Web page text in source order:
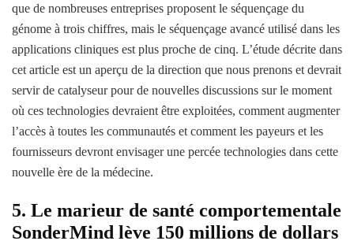
que de nombreuses entreprises proposent le séquençage du
génome à trois chiffres, mais le séquençage avancé utilisé dans les
applications cliniques est plus proche de cinq. L’étude décrite dans
cet article est un aperçu de la direction que nous prenons et devrait
servir de catalyseur pour de nouvelles discussions sur le moment
où ces technologies devraient être exploitées, comment augmenter
l’accès à toutes les communautés et comment les payeurs et les
fournisseurs devront envisager une percée technologies dans cette
nouvelle ère de la médecine.
5. Le marieur de santé comportementale
SonderMind lève 150 millions de dollars